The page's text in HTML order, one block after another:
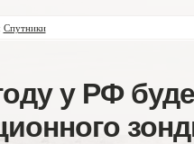
Спутники
у РФ